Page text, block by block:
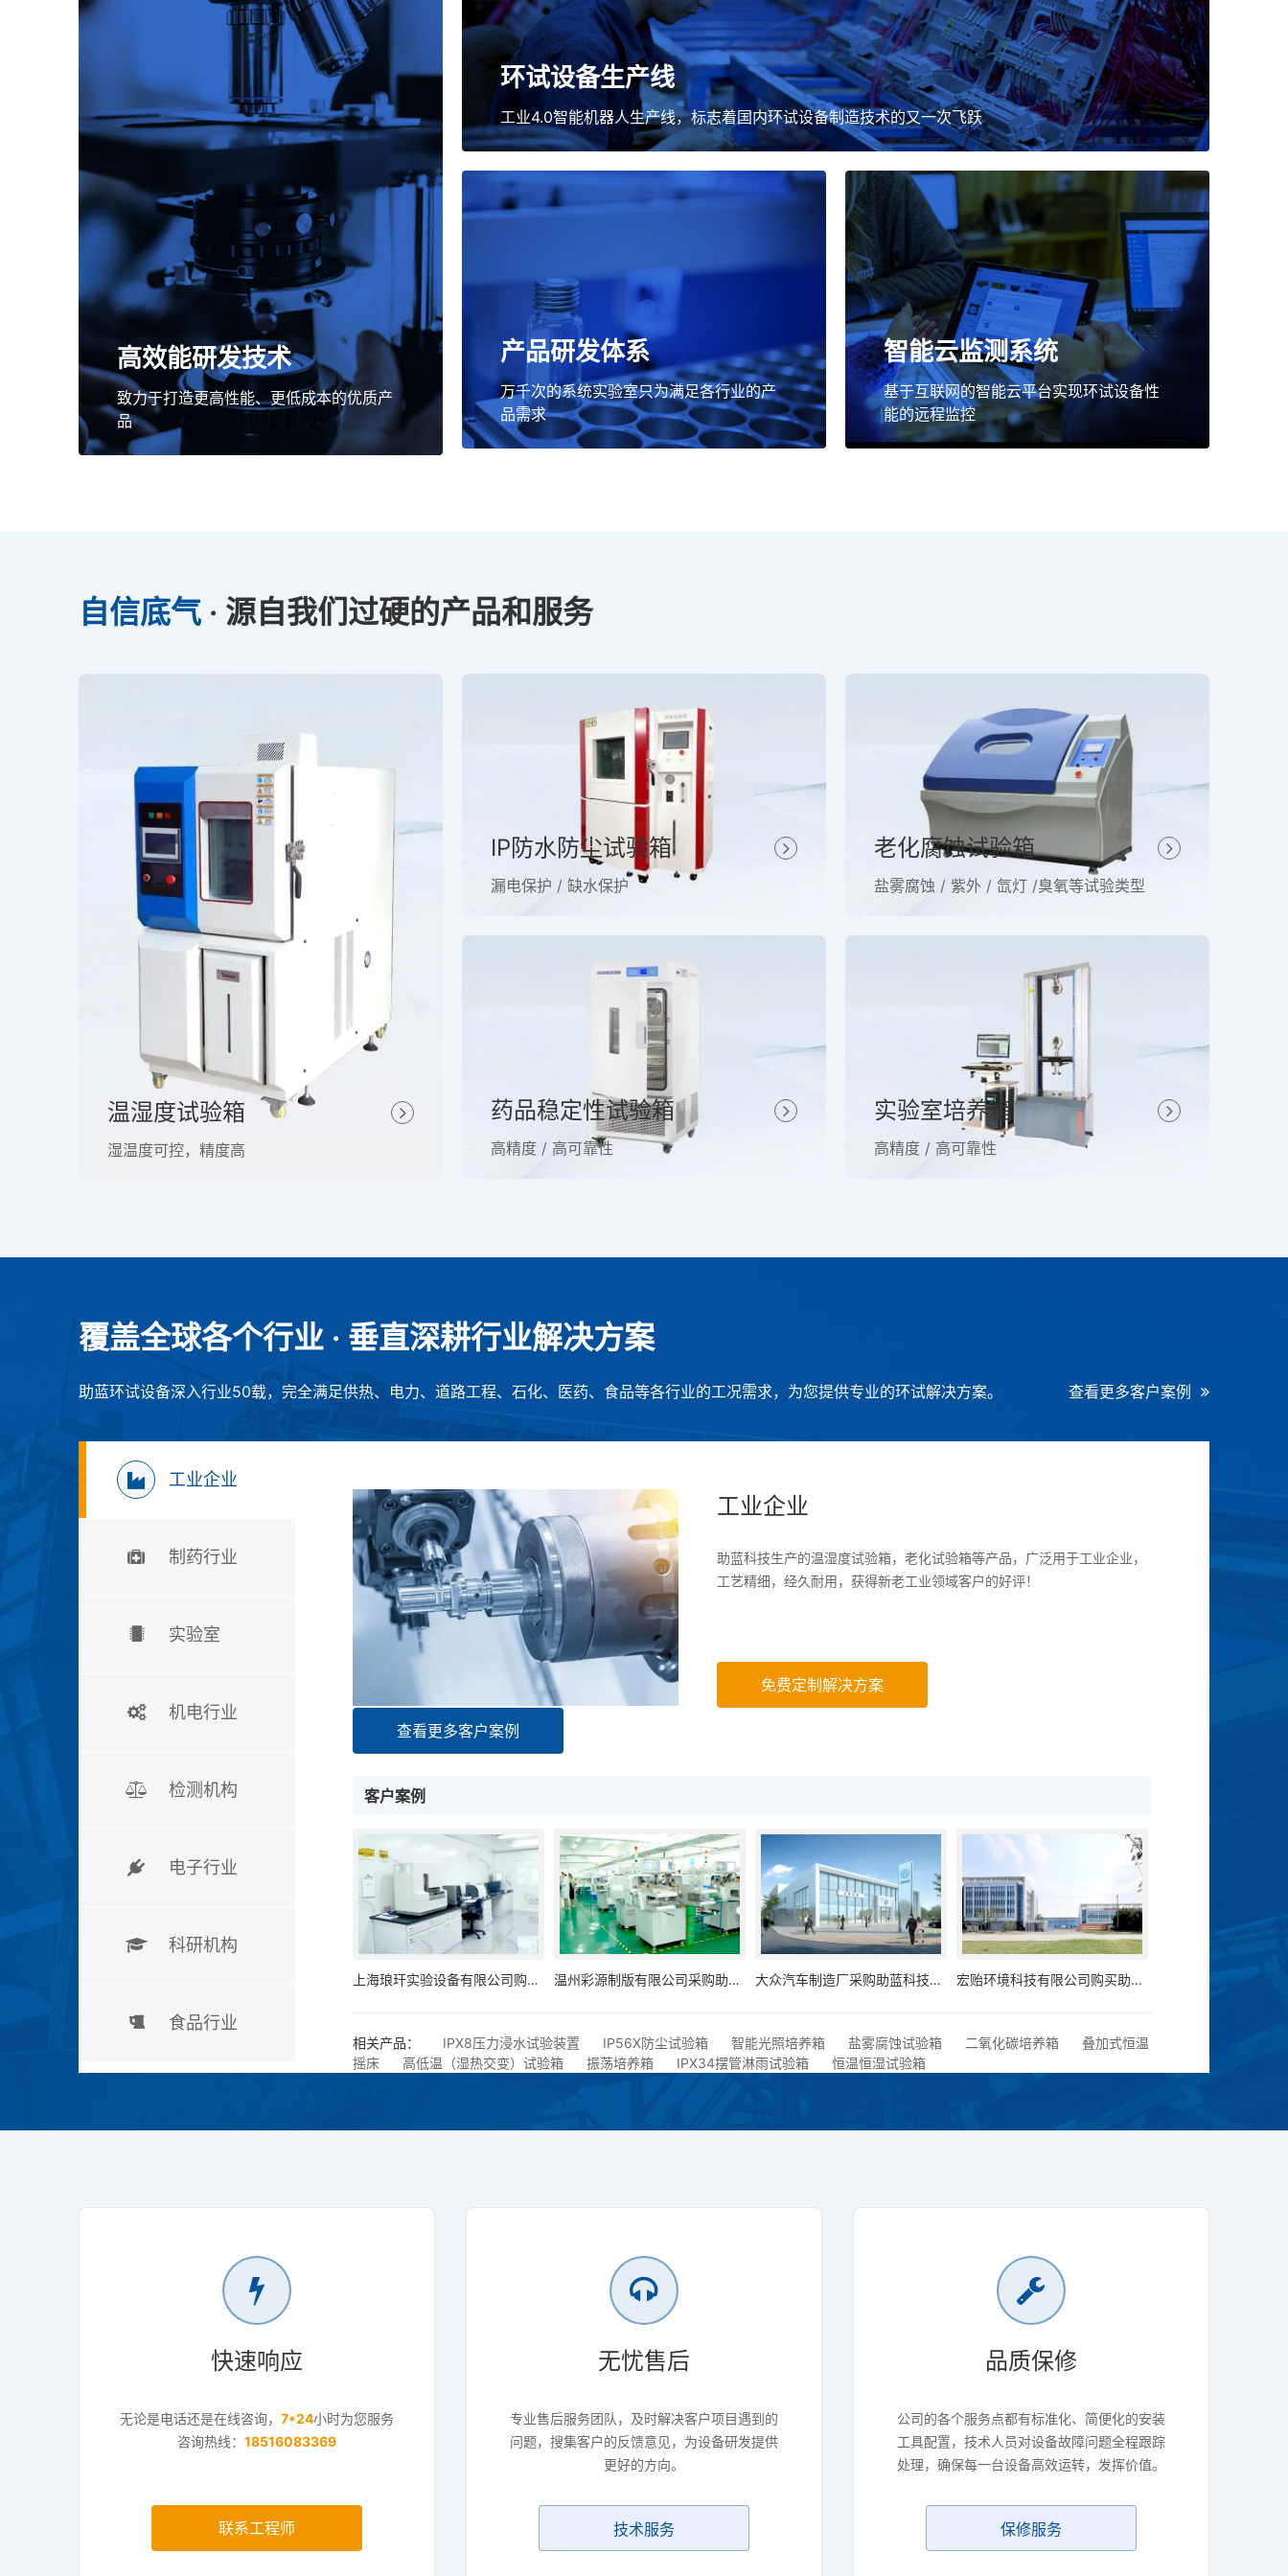
高效能研发技术
致力于打造更高性能、更低成本的优质产
品
环试设备生产线
工业4.0智能机器人生产线，标志着国内环试设备制造技术的又一次飞跃
产品研发体系
万千次的系统实验室只为满足各行业的产
品需求
智能云监测系统
基于互联网的智能云平台实现环试设备性
能的远程监控
自信底气 · 源自我们过硬的产品和服务
温湿度试验箱
湿温度可控，精度高
IP防水防尘试验箱
漏电保护 / 缺水保护
老化腐蚀试验箱
盐雾腐蚀 / 紫外 / 氙灯 /臭氧等试验类型
药品稳定性试验箱
高精度 / 高可靠性
实验室培养箱
高精度 / 高可靠性
覆盖全球各个行业 · 垂直深耕行业解决方案
助蓝环试设备深入行业50载，完全满足供热、电力、道路工程、石化、医药、食品等各行业的工况需求，为您提供专业的环试解决方案。 查看更多客户案例
工业企业
制药行业
实验室
机电行业
检测机构
电子行业
科研机构
食品行业
工业企业
助蓝科技生产的温湿度试验箱，老化试验箱等产品，广泛用于工业企业，
工艺精细，经久耐用，获得新老工业领域客户的好评！
免费定制解决方案
查看更多客户案例
客户案例
上海琅玕实验设备有限公司购买助蓝科技高低温交变试验箱 温州彩源制版有限公司采购助蓝科技盐雾试验箱 大众汽车制造厂采购助蓝科技恒温恒湿试验箱 宏贻环境科技有限公司购买助蓝科技温湿度试验箱两台
相关产品： IPX8压力浸水试验装置 IP56X防尘试验箱 智能光照培养箱 盐雾腐蚀试验箱 二氧化碳培养箱
叠加式恒温
摇床
高低温（湿热交变）试验箱 振荡培养箱 IPX34摆管淋雨试验箱 恒温恒湿试验箱
快速响应
无论是电话还是在线咨询， 7*24小时为您服务
咨询热线： 18516083369
联系工程师
无忧售后
专业售后服务团队，及时解决客户项目遇到的
问题，搜集客户的反馈意见，为设备研发提供
更好的方向。
技术服务
品质保修
公司的各个服务点都有标准化、简便化的安装
工具配置，技术人员对设备故障问题全程跟踪
处理，确保每一台设备高效运转，发挥价值。
保修服务